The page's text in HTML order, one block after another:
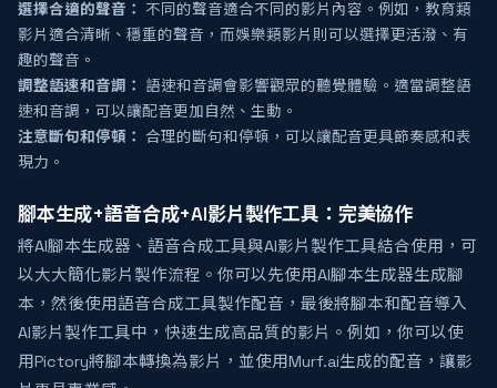
選擇合適的聲音： 不同的聲音適合不同的影片內容。例如，教育類
影片適合清晰、穩重的聲音，而娛樂類影片則可以選擇更活潑、有
趣的聲音。
調整語速和音調： 語速和音調會影響觀眾的聽覺體驗。適當調整語
速和音調，可以讓配音更加自然、生動。
注意斷句和停頓： 合理的斷句和停頓，可以讓配音更具節奏感和表
現力。
腳本生成+語音合成+AI影片製作工具：完美協作
將AI腳本生成器、語音合成工具與AI影片製作工具結合使用，可
以大大簡化影片製作流程。你可以先使用AI腳本生成器生成腳
本，然後使用語音合成工具製作配音，最後將腳本和配音導入
AI影片製作工具中，快速生成高品質的影片。例如，你可以使
用Pictory將腳本轉換為影片，並使用Murf.ai生成的配音，讓影